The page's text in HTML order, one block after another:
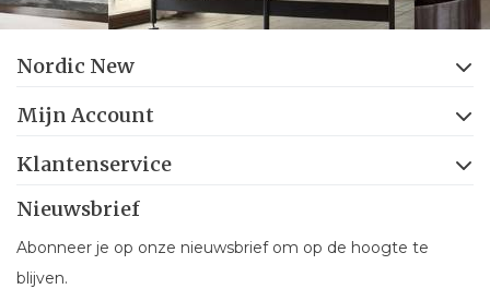
Nordic New
Mijn Account
Klantenservice
Nieuwsbrief
Abonneer je op onze nieuwsbrief om op de hoogte te
blijven.